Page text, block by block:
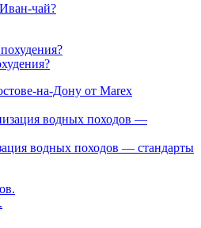
чай?
на-Дону от Marex
водных походов — стандарты